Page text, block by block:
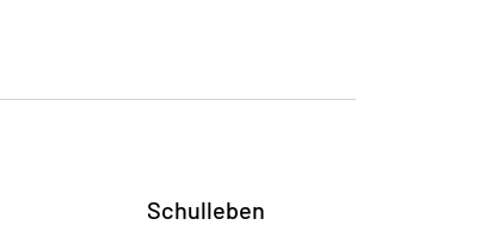
Schulleben